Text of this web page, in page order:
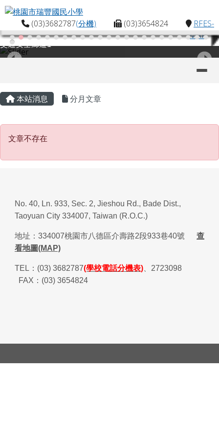
跳至主內容區
桃園市瑞豐國民小學
(03)3682787(分機) (03)3654824
RFES-
MAP
交通安全廊道1
主內容區域
本站消息 分月文章
文章不存在
文章不存在
頁尾區域
No. 40, Ln. 933, Sec. 2, Jieshou Rd., Bade Dist.,
Taoyuan City 334007, Taiwan (R.O.C.)
地址： 334007桃園市八德區介壽路2段933巷40號
查
看地圖(MAP)
TEL ： (03) 3682787(學校電話分機表)
2723098
FAX ： (03) 3654824